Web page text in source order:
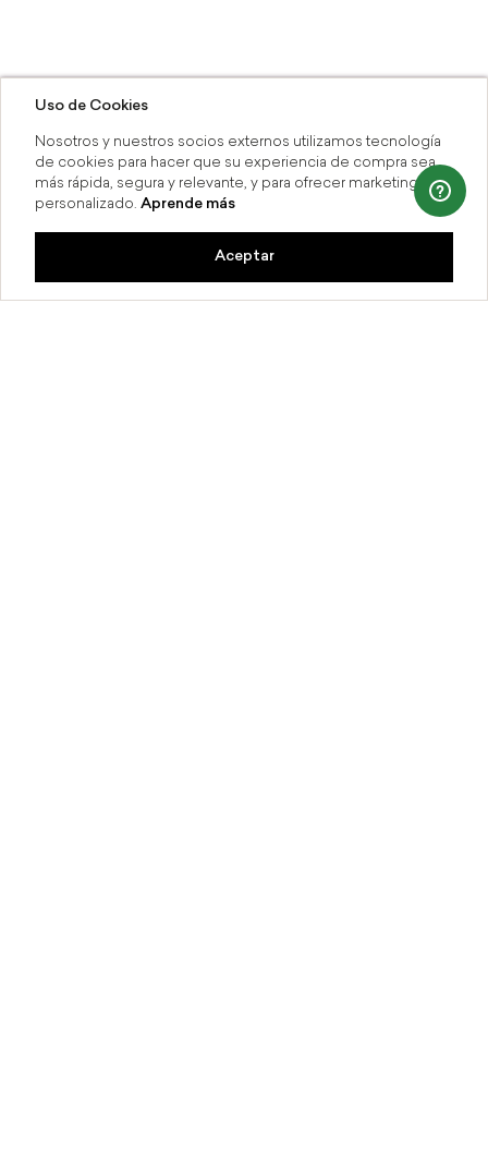
Uso de Cookies
Nosotros y nuestros socios externos utilizamos tecnología
de cookies para hacer que su experiencia de compra sea
más rápida, segura y relevante, y para ofrecer marketing
personalizado. Aprende más
Aceptar
Compra en línea y recoge en tienda